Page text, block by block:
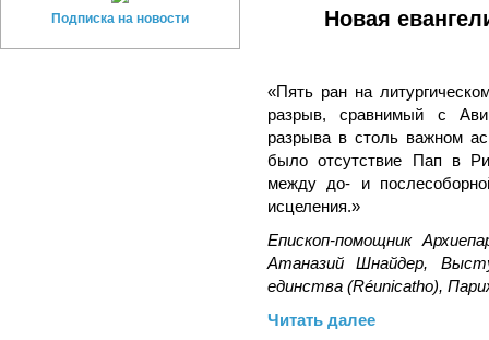
Подписка на новости Новая
«Пять ран на
разрыв, сравнимый с
разрыва в столь важном
было отсутствие Пап в
между до- и
исцеления.»
Епископ-помощник
Атаназий Шнайдер,
единства (Réunicatho),
Читать далее